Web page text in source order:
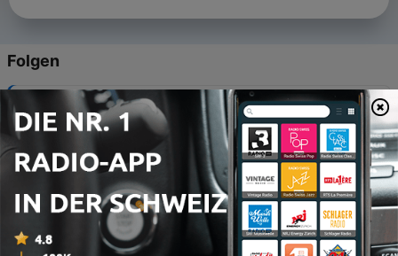
Folgen
Деяния на апостолите 28 глава
20 Mär. 2025
70 - Деяния на апостолите 27 глава
69 - Деяния на апостолите 26 глава
20 Mär. 2025